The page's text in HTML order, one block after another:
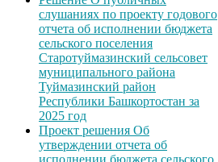
слушаниях по проекту годового
отчета об исполнении бюджета
сельского поселения
Старотуймазинский сельсовет
муниципального района
Туймазинский район
Республики Башкортостан за
2025 год
Проект решения Об
утверждении отчета об
исполнении бюджета сельского